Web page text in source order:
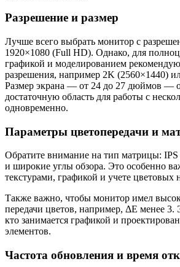
Разрешение и размер
Лучше всего выбрать монитор с
1920×1080 (Full HD). Однако, для
графикой и моделированием
разрешения, например 2K (2560×1440)
Размер экрана — от 24 до 27 дюймов —
достаточную область для работы с
одновременно.
Параметры цветопередачи и
Обратите внимание на тип матрицы: IPS
и широкие углы обзора. Это особенно
текстурами, графикой и учете цветовых
Также важно, чтобы монитор имел
передачи цветов, например, ΔE менее 3.
кто занимается графикой и
элементов.
Частота обновления и время